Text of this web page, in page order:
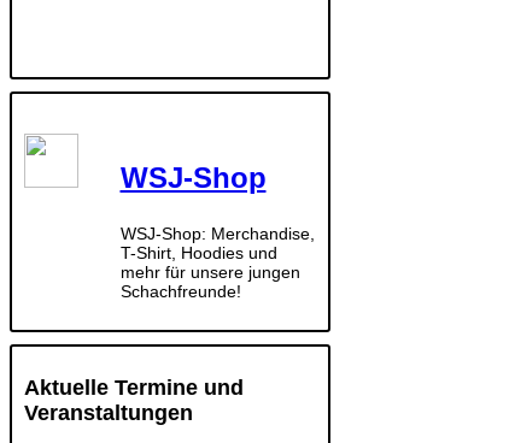
WSJ-Shop
WSJ-Shop: Merchandise,
T-Shirt, Hoodies und
mehr für unsere jungen
Schachfreunde!
Aktuelle Termine und
Veranstaltungen